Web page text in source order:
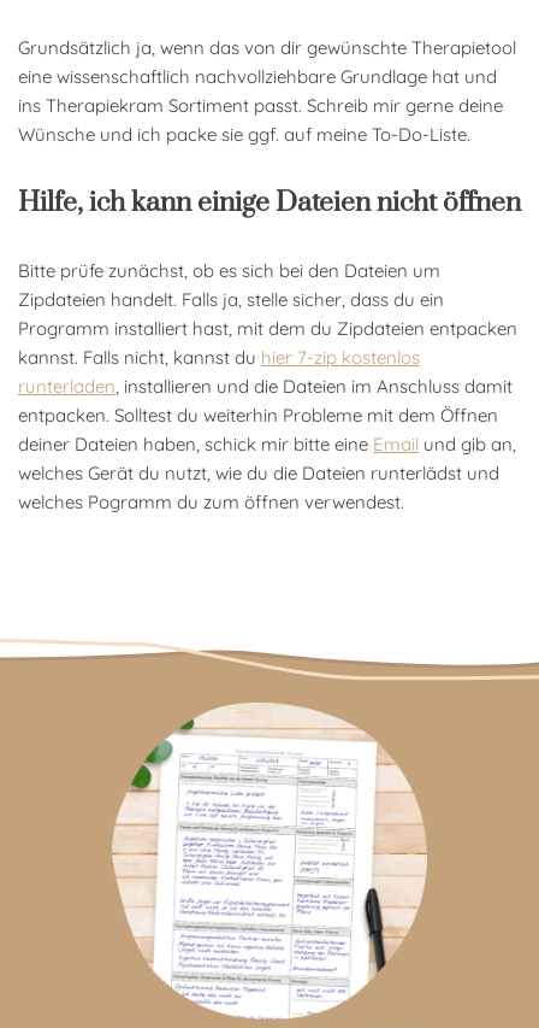
Grundsätzlich ja, wenn das von dir gewünschte Therapietool
eine wissenschaftlich nachvollziehbare Grundlage hat und
ins Therapiekram Sortiment passt. Schreib mir gerne deine
Wünsche und ich packe sie ggf. auf meine To-Do-Liste.
Hilfe, ich kann einige Dateien nicht öffnen
Bitte prüfe zunächst, ob es sich bei den Dateien um
Zipdateien handelt. Falls ja, stelle sicher, dass du ein
Programm installiert hast, mit dem du Zipdateien entpacken
kannst. Falls nicht, kannst du hier 7-zip kostenlos
runterladen , installieren und die Dateien im Anschluss damit
entpacken. Solltest du weiterhin Probleme mit dem Öffnen
deiner Dateien haben, schick mir bitte eine Email und gib an,
welches Gerät du nutzt, wie du die Dateien runterlädst und
welches Pogramm du zum öffnen verwendest.